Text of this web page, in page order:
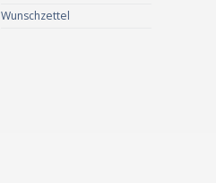
Wunschzettel